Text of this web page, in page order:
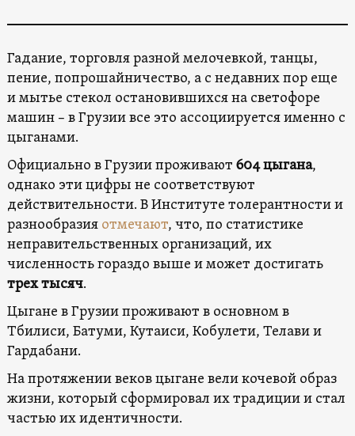
Гадание, торговля разной мелочевкой, танцы,
пение, попрошайничество, а с недавних пор еще
и мытье стекол остановившихся на светофоре
машин – в Грузии все это ассоциируется именно с
цыганами.
Официально в Грузии проживают 604 цыгана,
однако эти цифры не соответствуют
действительности. В Институте толерантности и
разнообразия отмечают, что, по статистике
неправительственных организаций, их
численность гораздо выше и может достигать
трех тысяч.
Цыгане в Грузии проживают в основном в
Тбилиси, Батуми, Кутаиси, Кобулети, Телави и
Гардабани.
На протяжении веков цыгане вели кочевой образ
жизни, который сформировал их традиции и стал
частью их идентичности.